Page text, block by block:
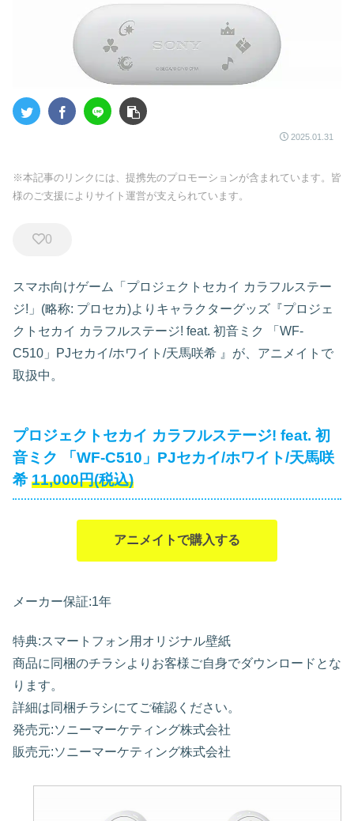
2025.01.31
※本記事のリンクには、提携先のプロモーションが含まれています。皆
様のご支援によりサイト運営が支えられています。
0
スマホ向けゲーム「プロジェクトセカイ カラフルステー
ジ!」(略称: プロセカ)よりキャラクターグッズ『プロジェ
クトセカイ カラフルステージ! feat. 初音ミク 「WF-
C510」PJセカイ/ホワイト/天馬咲希 』が、アニメイトで
取扱中。
プロジェクトセカイ カラフルステージ! feat. 初
音ミク 「WF-C510」PJセカイ/ホワイト/天馬咲
希 11,000円(税込)
アニメイトで購入する
メーカー保証:1年
特典:スマートフォン用オリジナル壁紙
商品に同梱のチラシよりお客様ご自身でダウンロードとな
ります。
詳細は同梱チラシにてご確認ください。
発売元:ソニーマーケティング株式会社
販売元:ソニーマーケティング株式会社